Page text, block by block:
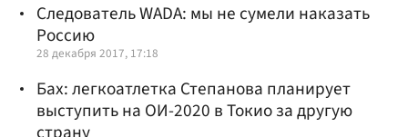
Следователь WADA: мы не сумели наказать
Россию
28 декабря 2017, 17:18
Бах: легкоатлетка Степанова планирует
выступить на ОИ-2020 в Токио за другую